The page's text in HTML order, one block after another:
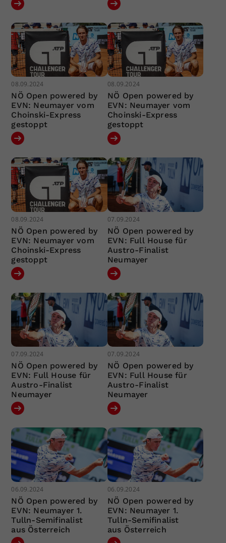
08.09.2024
NÖ Open powered by
EVN: Neumayer vom
Choinski-Express
gestoppt
08.09.2024
NÖ Open powered by
EVN: Neumayer vom
Choinski-Express
gestoppt
08.09.2024
NÖ Open powered by
EVN: Neumayer vom
Choinski-Express
gestoppt
07.09.2024
NÖ Open powered by
EVN: Full House für
Austro-Finalist
Neumayer
07.09.2024
NÖ Open powered by
EVN: Full House für
Austro-Finalist
Neumayer
07.09.2024
NÖ Open powered by
EVN: Full House für
Austro-Finalist
Neumayer
06.09.2024
NÖ Open powered by
EVN: Neumayer 1.
Tulln-Semifinalist
aus Österreich
06.09.2024
NÖ Open powered by
EVN: Neumayer 1.
Tulln-Semifinalist
aus Österreich